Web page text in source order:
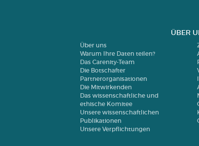
ÜBER
Über uns
Warum Ihre Daten teilen?
Das Carenity-Team
Die Botschafter
Partnerorganisationen
Die Mitwirkenden
Das wissenschaftliche und
ethische Komitee
Unsere wissenschaftlichen
Publikationen
Unsere Verpflichtungen